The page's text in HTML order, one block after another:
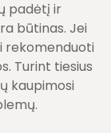
padėtį ir
būtinas. Jei
rekomenduoti
Turint tiesius
kaupimosi